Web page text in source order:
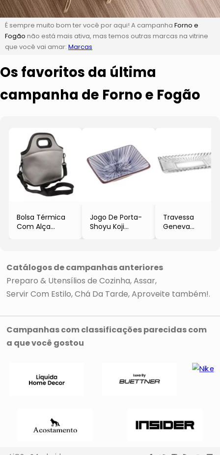
É sempre muito bom ter você por aqui! A campanha Forno e
Fogão não está mais ativa, mas temos outras marcas na vitrine
que você vai amar: Marcas
Os favoritos da última
campanha de Forno e Fogão
Bolsa Térmica
Com Alça
Jogo De Porta-
Shoyu Koji
- Wolff
Travessa
Geneva
Catálogos de campanhas anteriores
Preparo & Utensílios de Cozinha Assar
Servir Com Estilo Chá Da Tarde Aproveite também!
Campanhas com classificações parecidas com
a que você gostou